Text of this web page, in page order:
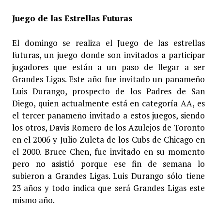
Juego de las Estrellas Futuras
El domingo se realiza el Juego de las estrellas
futuras, un juego donde son invitados a participar
jugadores que están a un paso de llegar a ser
Grandes Ligas. Este año fue invitado un panameño
Luis Durango, prospecto de los Padres de San
Diego, quien actualmente está en categoría AA, es
el tercer panameño invitado a estos juegos, siendo
los otros, Davis Romero de los Azulejos de Toronto
en el 2006 y Julio Zuleta de los Cubs de Chicago en
el 2000. Bruce Chen, fue invitado en su momento
pero no asistió porque ese fin de semana lo
subieron a Grandes Ligas. Luis Durango sólo tiene
23 años y todo indica que será Grandes Ligas este
mismo año.